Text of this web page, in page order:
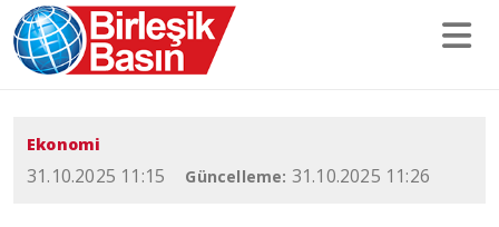
Ekonomi
31.10.2025 11:15 Güncelleme: 31.10.2025 11:26